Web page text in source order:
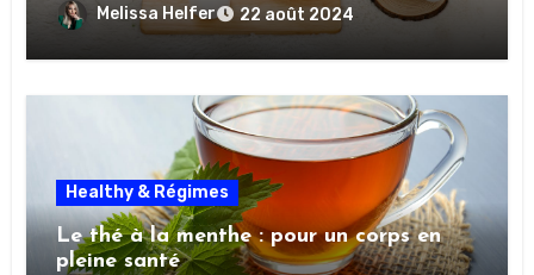
Melissa Helfer 22 août 2024
Healthy & Régimes
Le thé à la menthe : pour un corps en
pleine santé